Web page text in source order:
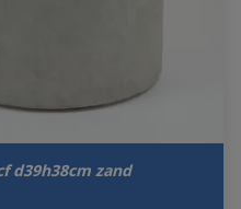
d39h38cm zand